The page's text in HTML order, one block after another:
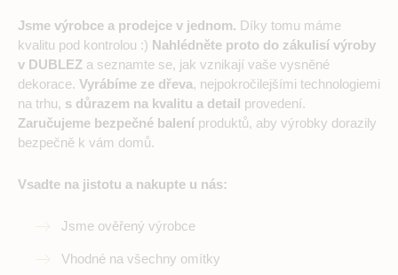
Jsme výrobce a prodejce v jednom. Díky tomu máme
kvalitu pod kontrolou :) Nahlédněte proto do zákulisí výroby
v DUBLEZ a seznamte se, jak vznikají vaše vysněné
dekorace. Vyrábíme ze dřeva, nejpokročilejšími technologiemi
na trhu, s důrazem na kvalitu a detail provedení.
Zaručujeme bezpečné balení produktů, aby výrobky dorazily
bezpečně k vám domů.
Vsadte na jistotu a nakupte u nás:
Jsme ověřený výrobce
Vhodné na všechny omítky